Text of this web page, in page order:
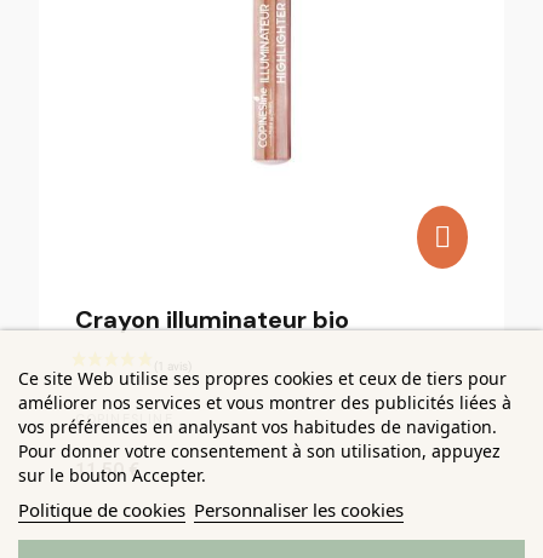
Crayon illuminateur bio
COPINESLINE
11,50 €
Ce site Web utilise ses propres cookies et ceux de tiers pour
améliorer nos services et vous montrer des publicités liées à
vos préférences en analysant vos habitudes de navigation.
Pour donner votre consentement à son utilisation, appuyez
sur le bouton Accepter.
Politique de cookies Personnaliser les cookies